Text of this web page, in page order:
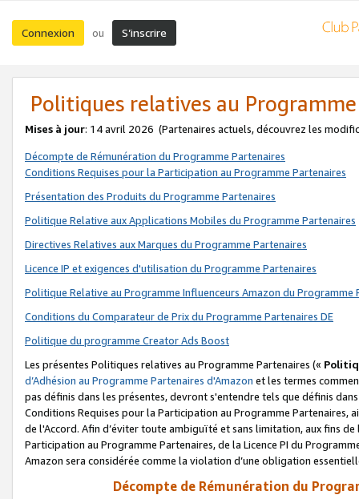
Connexion ou S’inscrire
Politiques relatives au
Mises à jour: 14 avril 2026 (Partenaires actuels, découvrez les
Décompte de Rémunération du Programme Partenaires
Conditions Requises pour la Participation au Programme Partenaires
Présentation des Produits du Programme Partenaires
Politique Relative aux Applications Mobiles du Programme Partenaires
Directives Relatives aux Marques du Programme Partenaires
Licence IP et exigences d'utilisation du Programme Partenaires
Politique Relative au Programme Influenceurs Amazon du Programme
Conditions du Comparateur de Prix du Programme Partenaires DE
Politique du programme Creator Ads Boost
Les présentes Politiques relatives au Programme Partenaires («
d’Adhésion au Programme Partenaires d'Amazon et les termes
pas définis dans les présentes, devront s'entendre tels que définis
Conditions Requises pour la Participation au Programme Partenaires,
de l'Accord. Afin d’éviter toute ambiguïté et sans limitation, aux fins
Participation au Programme Partenaires, de la Licence PI du
Amazon sera considérée comme la violation d’une obligation
Décompte de Rémunération du